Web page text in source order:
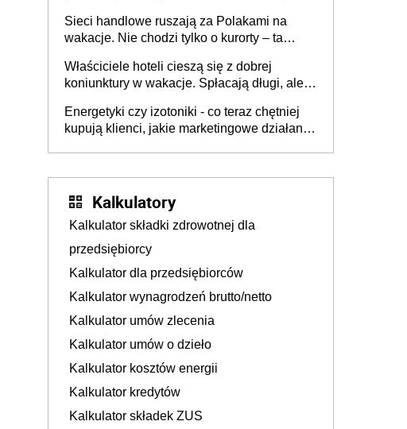
Sieci handlowe ruszają za Polakami na
wakacje. Nie chodzi tylko o kurorty – ta
tam, gdzie wielu spędzi urlop po cichu
Właściciele hoteli cieszą się z dobrej
koniunktury w wakacje. Spłacają długi, ale
Energetyki czy izotoniki - co teraz chętniej
kupują klienci, jakie marketingowe działania
Kalkulatory
Kalkulator składki zdrowotnej dla
przedsiębiorcy
Kalkulator dla przedsiębiorców
Kalkulator wynagrodzeń brutto/netto
Kalkulator umów zlecenia
Kalkulator umów o dzieło
Kalkulator kosztów energii
Kalkulator kredytów
Kalkulator składek ZUS